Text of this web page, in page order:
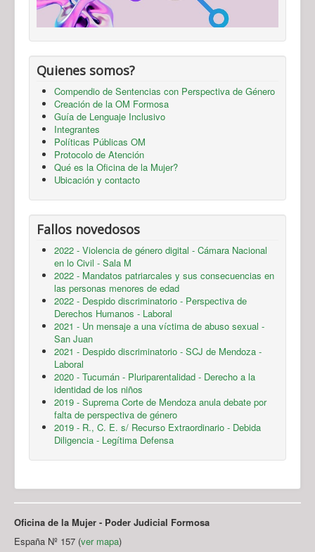
Quienes somos?
Compendio de Sentencias con Perspectiva de Género
Creación de la OM Formosa
Guía de Lenguaje Inclusivo
Integrantes
Políticas Públicas OM
Protocolo de Atención
Qué es la Oficina de la Mujer?
Ubicación y contacto
Fallos novedosos
2022 - Violencia de género digital - Cámara Nacional
en lo Civil - Sala M
2022 - Mandatos patriarcales y sus consecuencias en
las personas menores de edad
2022 - Despido discriminatorio - Perspectiva de
Derechos Humanos - Laboral
2021 - Un mensaje a una víctima de abuso sexual -
San Juan
2021 - Despido discriminatorio - SCJ de Mendoza -
Laboral
2020 - Tucumán - Pluriparentalidad - Derecho a la
identidad de los niños
2019 - Suprema Corte de Mendoza anula debate por
falta de perspectiva de género
2019 - R., C. E. s/ Recurso Extraordinario - Debida
Diligencia - Legítima Defensa
Oficina de la Mujer - Poder Judicial Formosa
España Nº 157 (ver mapa)